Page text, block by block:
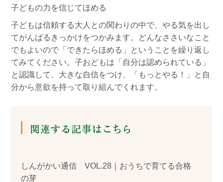
子どもの力を信じてほめる
子どもは信頼する大人との関わりの中で、やる気を出し
てがんばるきっかけをつかみます。どんなささいなこと
でもよいので「できたらほめる」ということを繰り返し
てみてください。子おどもは「自分は認められている」
と認識して、大きな自信をつけ、「もっとやる！」と自
分から意欲を持って取り組んでくれます。
しんがかい通信 VOL.28｜おうちで育てる合格
の芽